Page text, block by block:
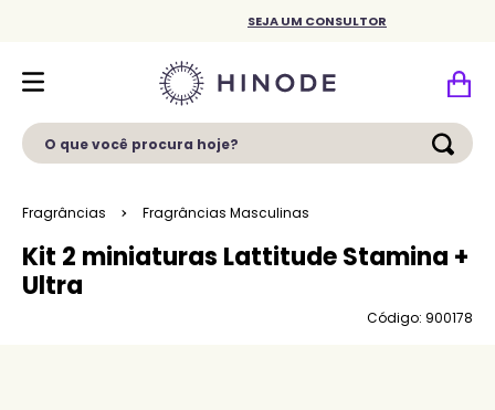
SEJA UM CONSULTOR
O que você procura hoje?
Fragrâncias Fragrâncias Masculinas
Kit 2 miniaturas Lattitude Stamina +
Ultra
Código: 900178